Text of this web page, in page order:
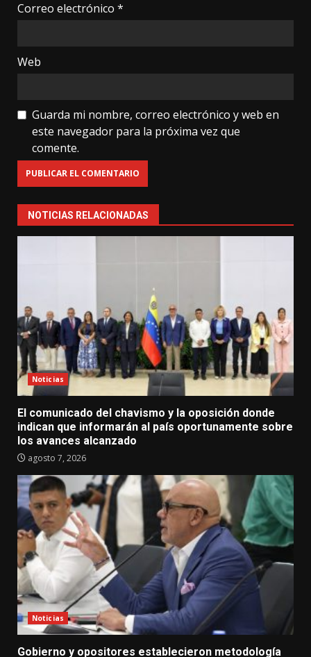
Correo electrónico *
Web
Guarda mi nombre, correo electrónico y web en
este navegador para la próxima vez que
comente.
NOTICIAS RELACIONADAS
Noticias
El comunicado del chavismo y la oposición donde
indican que informarán al país oportunamente sobre
los avances alcanzado
agosto 7, 2026
Noticias
Gobierno y opositores establecieron metodología